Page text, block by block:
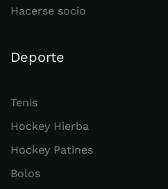
Hacerse socio
Deporte
Tenis
Hockey Hierba
Hockey Patines
Bolos